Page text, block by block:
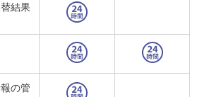
結果
の管